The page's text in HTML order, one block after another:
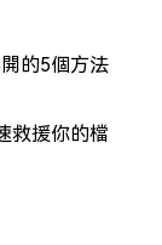
的5個方法
救援你的檔